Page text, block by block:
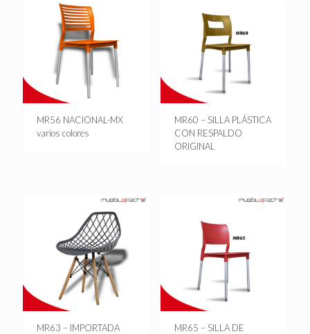
MR56 NACIONAL-MX
varios colores
MR60 – SILLA PLÁSTICA
CON RESPALDO
ORIGINAL
MR63 – IMPORTADA
MR65 – SILLA DE